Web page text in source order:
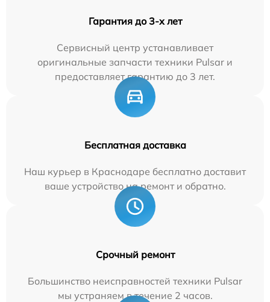
Гарантия до 3-х лет
Сервисный центр устанавливает
оригинальные запчасти техники Pulsar и
предоставляет гарантию до 3 лет.
Бесплатная доставка
Наш курьер в Краснодаре бесплатно доставит
ваше устройство на ремонт и обратно.
Срочный ремонт
Большинство неисправностей техники Pulsar
мы устраняем в течение 2 часов.